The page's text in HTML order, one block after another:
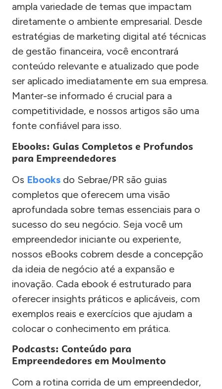
ampla variedade de temas que impactam
diretamente o ambiente empresarial. Desde
estratégias de marketing digital até técnicas
de gestão financeira, você encontrará
conteúdo relevante e atualizado que pode
ser aplicado imediatamente em sua empresa.
Manter-se informado é crucial para a
competitividade, e nossos artigos são uma
fonte confiável para isso.
Ebooks: Guias Completos e Profundos
para Empreendedores
Os Ebooks do Sebrae/PR são guias
completos que oferecem uma visão
aprofundada sobre temas essenciais para o
sucesso do seu negócio. Seja você um
empreendedor iniciante ou experiente,
nossos eBooks cobrem desde a concepção
da ideia de negócio até a expansão e
inovação. Cada ebook é estruturado para
oferecer insights práticos e aplicáveis, com
exemplos reais e exercícios que ajudam a
colocar o conhecimento em prática.
Podcasts: Conteúdo para
Empreendedores em Movimento
Com a rotina corrida de um empreendedor,